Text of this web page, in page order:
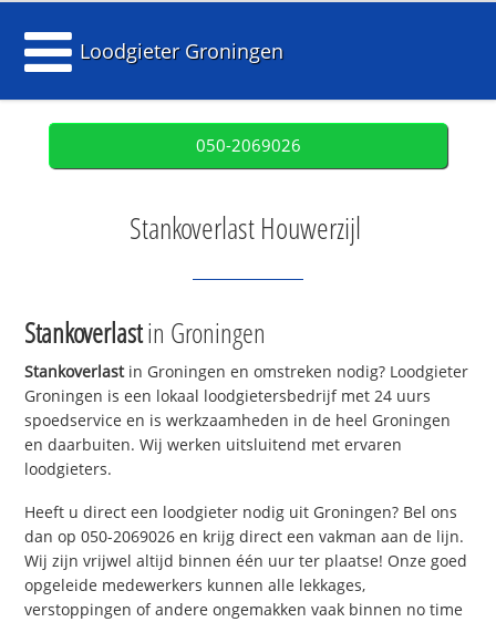
Loodgieter Groningen
050-2069026
Stankoverlast Houwerzijl
Stankoverlastin Groningen
Stankoverlastin Groningen en omstreken nodig? Loodgieter
Groningen is een lokaal loodgietersbedrijf met 24 uurs
spoedservice en is werkzaamheden in de heel Groningen
en daarbuiten. Wij werken uitsluitend met ervaren
loodgieters.
Heeft u direct een loodgieter nodig uit Groningen? Bel ons
dan op 050-2069026 en krijg direct een vakman aan de lijn.
Wij zijn vrijwel altijd binnen één uur ter plaatse! Onze goed
opgeleide medewerkers kunnen alle lekkages,
verstoppingen of andere ongemakken vaak binnen no time